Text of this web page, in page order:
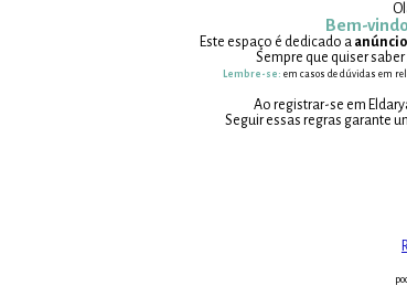
Bem-
Este espaço é dedicado a
Sempre que quiser
Lembre-se: em casos de dúvidas em
Ao registrar-se em
Seguir essas regras garante